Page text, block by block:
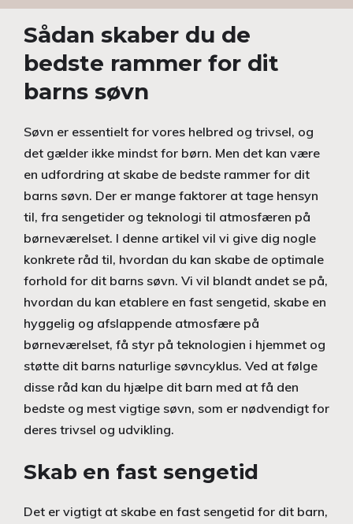
Sådan skaber du de
bedste rammer for dit
barns søvn
Søvn er essentielt for vores helbred og trivsel, og
det gælder ikke mindst for børn. Men det kan være
en udfordring at skabe de bedste rammer for dit
barns søvn. Der er mange faktorer at tage hensyn
til, fra sengetider og teknologi til atmosfæren på
børneværelset. I denne artikel vil vi give dig nogle
konkrete råd til, hvordan du kan skabe de optimale
forhold for dit barns søvn. Vi vil blandt andet se på,
hvordan du kan etablere en fast sengetid, skabe en
hyggelig og afslappende atmosfære på
børneværelset, få styr på teknologien i hjemmet og
støtte dit barns naturlige søvncyklus. Ved at følge
disse råd kan du hjælpe dit barn med at få den
bedste og mest vigtige søvn, som er nødvendigt for
deres trivsel og udvikling.
Skab en fast sengetid
Det er vigtigt at skabe en fast sengetid for dit barn,